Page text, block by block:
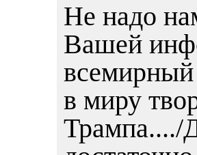
Не надо
Вашей
всемирный
в миру
Трампа..../